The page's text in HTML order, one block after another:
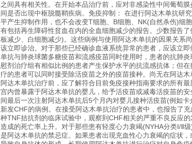
之间具有相关性。在开始本品治疗前，应对非感染性中间葡萄
间是否出现中枢脱髓鞘疾病。免疫抑制： 在进行阿达木单抗研
平产生抑制作用，也不会改变T细胞、B细胞、NK(自然杀伤)细
有包括再生障碍性贫血在内的全血细胞减少的报告。少数报告
板减少、白细胞减少)。这些病例与使用阿达木单抗的因果关系
该立即诊治。对于那些已经确诊血液系统异常的患者，应该立
单抗与肺炎球菌多糖疫苗和流感疫苗同时使用时，患者的抗肺
慰剂治疗组有相似比例的患者产生保护水平的抗流感抗体；但
疗的患者可以同时接受除活疫苗之外的疫苗接种。尚无在阿达
阿达木单抗治疗前，应了解符合目前免疫接种指南要求的所有
宫内曾暴露于阿达木单抗的婴儿，给予活疫苗或减毒活疫苗的
间最后一次注射阿达木单抗后5个月内对婴儿接种活疫苗(例如
新发CHF的病例。在接受阿达木单抗治疗的患者中，也报告了
种TNF拮抗剂的临床试验中，观察到CHF相关的严重不良反应
造成的死亡率上升。对于那些患有轻度心力衰竭(NYHA分类Ⅰ/Ⅱ
是阿达木单抗的禁忌症。如果患者出现充血性心力衰竭的症状